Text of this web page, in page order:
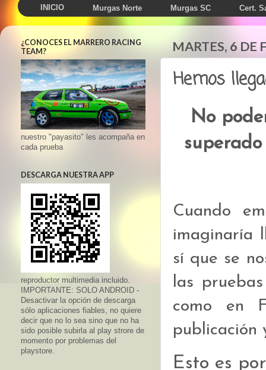
INICIO Murgas Norte Murgas SC Cert.
MARTES, 6 DE
Hemos
No
Cuando
imaginaría
sí que se
las
como en
publicación
Esto es
¿CONOCES EL MARRERO RACING
TEAM?
nuestro "payasito" les acompaña en
cada prueba
DESCARGA NUESTRA APP
reproductor multimedia incluido.
IMPORTANTE: SOLO ANDROID -
Desactivar la opción de descarga
sólo aplicaciones fiables, no quiere
decir que no lo sea sino que no ha
sido posible subirla al play strore de
momento por problemas del
playstore.